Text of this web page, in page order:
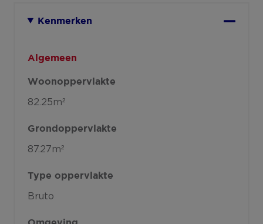
Kenmerken
Algemeen
Woonoppervlakte
82.25m²
Grondoppervlakte
87.27m²
Type oppervlakte
Bruto